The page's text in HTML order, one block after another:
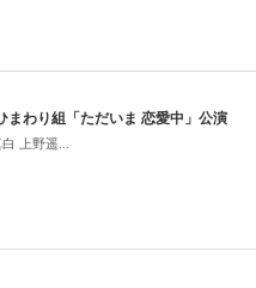
まわり組「ただいま 恋愛中」公演
上野遥...